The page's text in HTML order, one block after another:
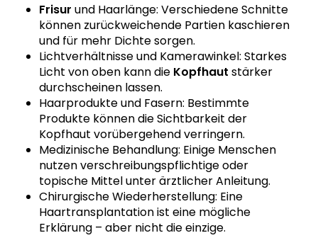
Frisur und Haarlänge: Verschiedene Schnitte
können zurückweichende Partien kaschieren
und für mehr Dichte sorgen.
Lichtverhältnisse und Kamerawinkel: Starkes
Licht von oben kann die Kopfhaut stärker
durchscheinen lassen.
Haarprodukte und Fasern: Bestimmte
Produkte können die Sichtbarkeit der
Kopfhaut vorübergehend verringern.
Medizinische Behandlung: Einige Menschen
nutzen verschreibungspflichtige oder
topische Mittel unter ärztlicher Anleitung.
Chirurgische Wiederherstellung: Eine
Haartransplantation ist eine mögliche
Erklärung – aber nicht die einzige.